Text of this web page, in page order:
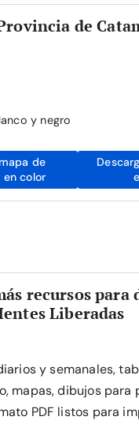
de
y negro
de
color
recursos para
Liberadas
y semanales,
mapas, dibujos
PDF listos para